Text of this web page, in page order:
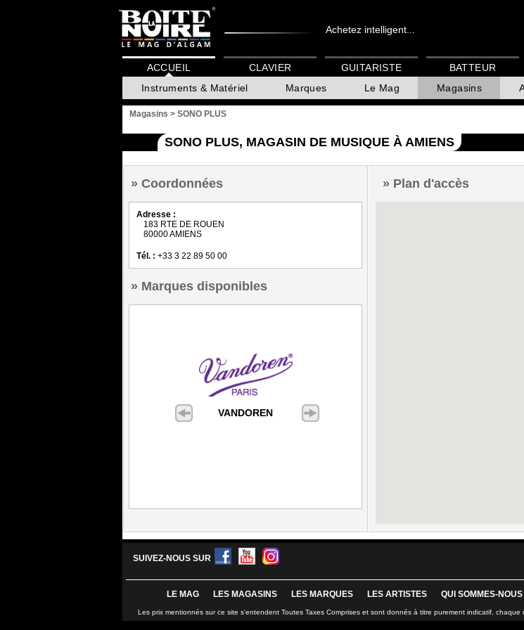
Achetez intelligent...
ACCUEIL
Instruments & Matériel
Marques Le Mag Magasins
CLAVIER GUITARISTE BATTEUR
Magasins > SONO PLUS
SONO PLUS, MAGASIN DE MUSIQUE À AMIENS
Coordonnées
Adresse :
183 RTE DE ROUEN
80000 AMIENS
Tél. : +33 3 22 89 50 00
Marques disponibles
VANDOREN
Plan d'accès
SUIVEZ-NOUS SUR
LE MAG LES MAGASINS LES MARQUES LES ARTISTES QUI SOMMES-
Les prix mentionnés sur ce site s'entendent Toutes Taxes Comprises et sont donnés à titre purement indicatif,